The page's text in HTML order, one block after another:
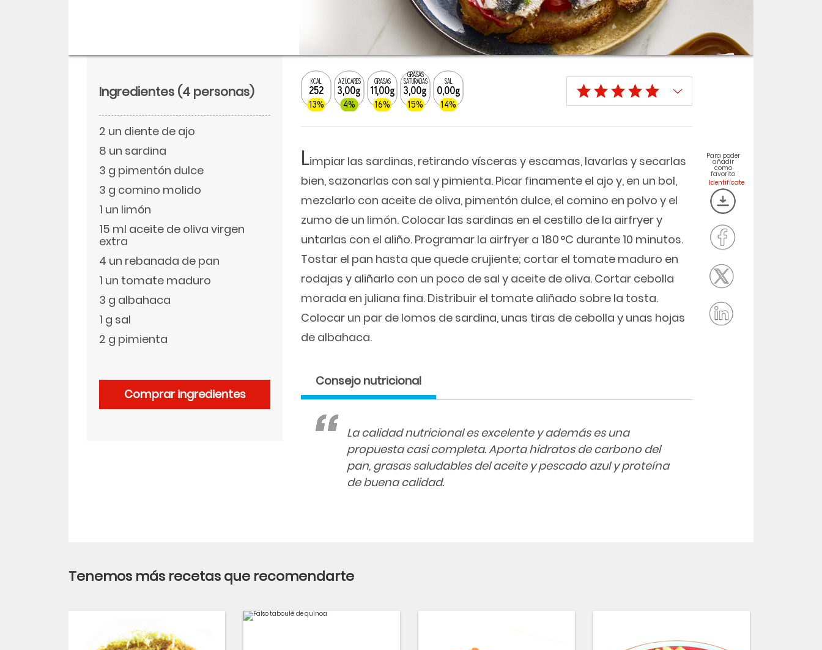
KCAL
252
13%
AZÚCARES
3,00g
4%
GRASAS
11,00g
16%
GRASAS
SATURADAS
3,00g
15%
SAL
0,00g
14%
Limpiar las sardinas, retirando vísceras y escamas, lavarlas y secarlas
bien, sazonarlas con sal y pimienta. Picar finamente el ajo y, en un bol,
mezclarlo con aceite de oliva, pimentón dulce, el comino en polvo y el
zumo de un limón. Colocar las sardinas en el cestillo de la airfryer y
untarlas con el aliño. Programar la airfryer a 180 °C durante 10 minutos.
Tostar el pan hasta que quede crujiente; cortar el tomate maduro en
rodajas y aliñarlo con un poco de sal y aceite de oliva. Cortar cebolla
morada en juliana fina. Distribuir el tomate aliñado sobre la tosta.
Colocar un par de lomos de sardina, unas tiras de cebolla y unas hojas
de albahaca.
Consejo nutricional
La calidad nutricional es excelente y además es una
propuesta casi completa. Aporta hidratos de carbono del
pan, grasas saludables del aceite y pescado azul y proteína
de buena calidad.
Para poder
añadir
como
favorito
Ingredientes (4 personas)
2 un diente de ajo
8 un sardina
3 g pimentón dulce
3 g comino molido
1 un limón
15 ml aceite de oliva virgen
extra
4 un rebanada de pan
1 un tomate maduro
3 g albahaca
1 g sal
2 g pimienta
Comprar ingredientes
Tenemos más recetas que recomendarte